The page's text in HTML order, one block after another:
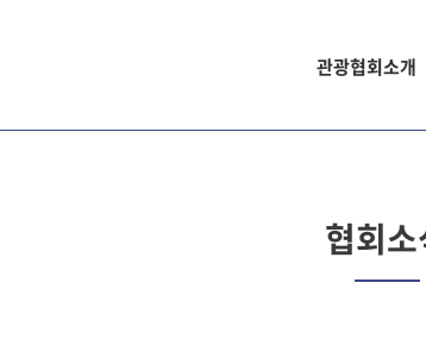
관광협회소개
협회소